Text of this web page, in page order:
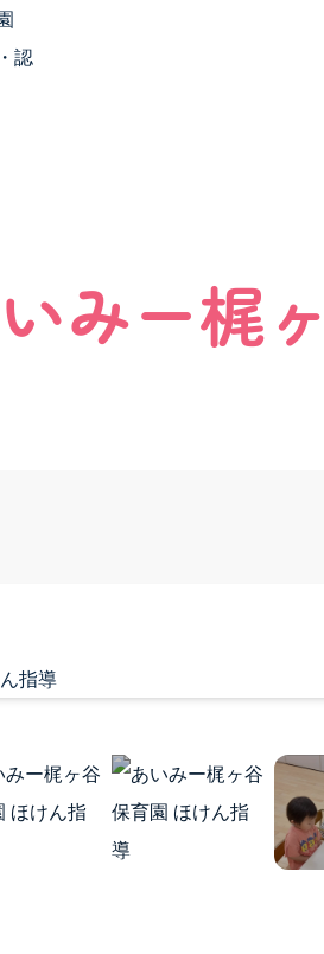
安全安心な保育園 TOP
採用情報
みー梶